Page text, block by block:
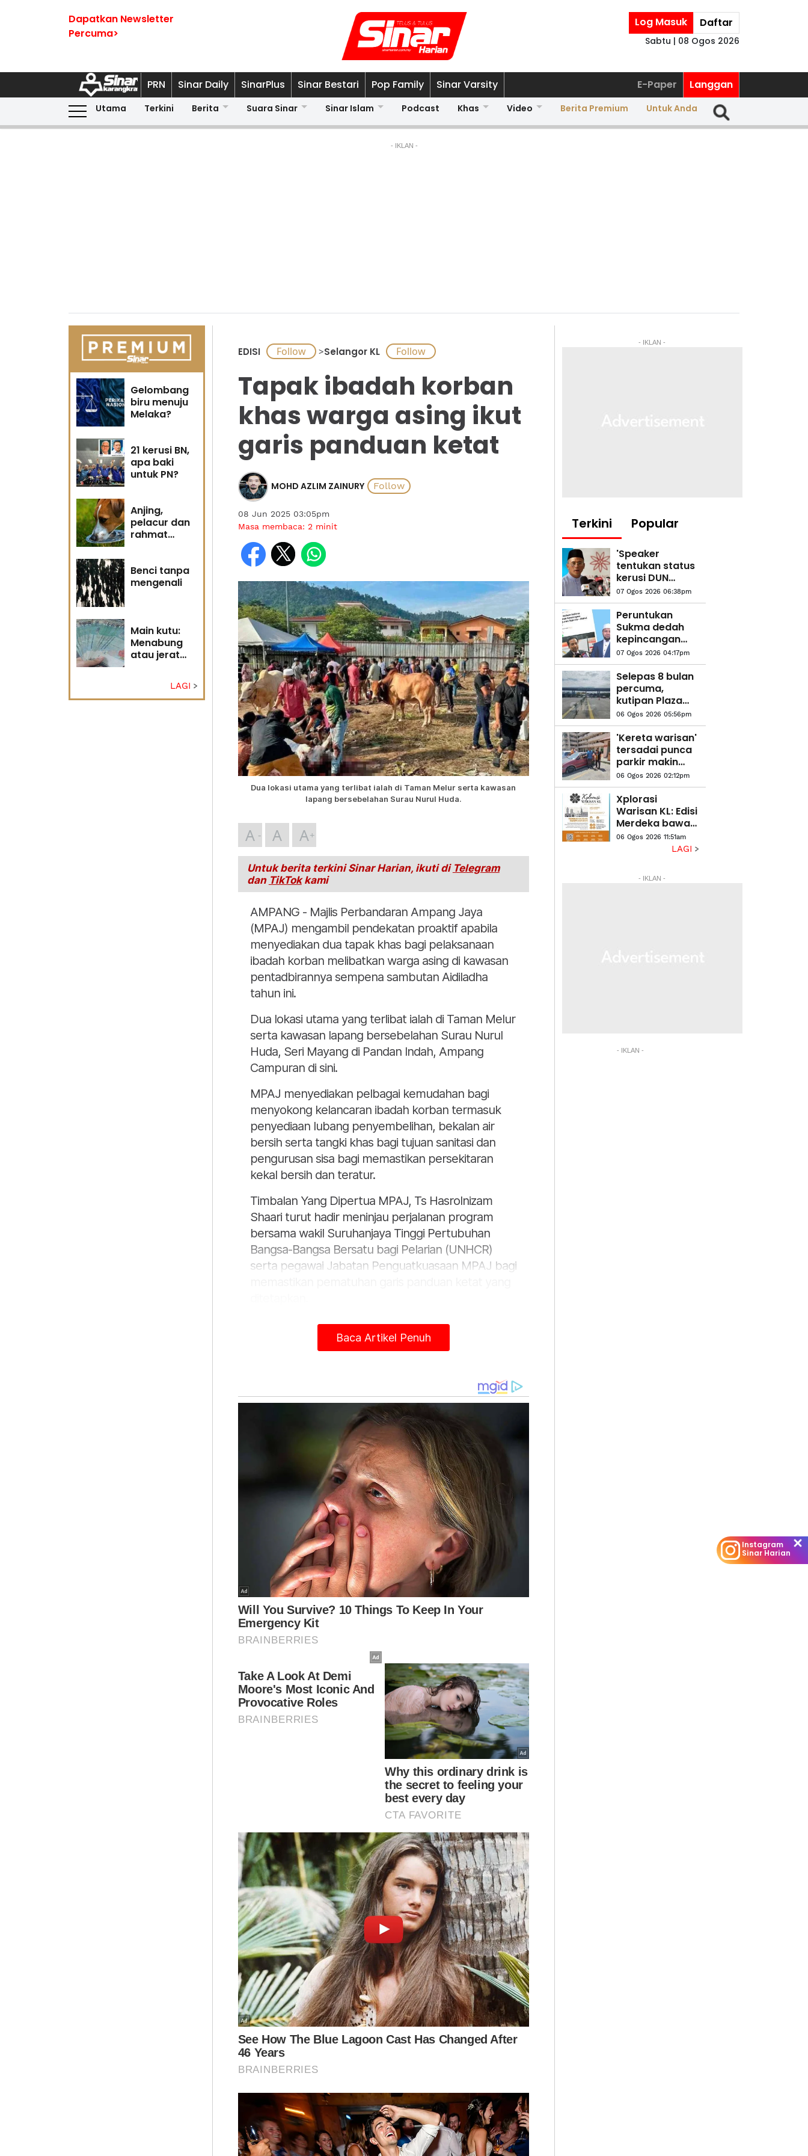
Dapatkan Newsletter
Percuma>
Log Masuk Daftar
Sabtu | 08 Ogos 2026
PRN Sinar Daily SinarPlus Sinar Bestari Pop Family Sinar Varsity E-Paper Langgan
Utama Terkini Berita Suara Sinar Sinar Islam Podcast Khas Video Berita Premium Untuk Anda
- IKLAN -
Gelombang
biru menuju
Melaka?
21 kerusi BN,
apa baki
untuk PN?
Anjing,
pelacur dan
rahmat
Benci tanpa
mengenali
Main kutu:
Menabung
atau jerat
LAGI
EDISI >Selangor KL
Tapak ibadah korban
khas warga asing ikut
garis panduan ketat
MOHD AZLIM ZAINURY
08 Jun 2025 03:05pm
Masa membaca: 2 minit
Dua lokasi utama yang terlibat ialah di Taman Melur serta kawasan
lapang bersebelahan Surau Nurul Huda.
A A A
Untuk berita terkini Sinar Harian, ikuti di Telegram
dan TikTokkami
AMPANG - Majlis Perbandaran Ampang Jaya
(MPAJ) mengambil pendekatan proaktif apabila
menyediakan dua tapak khas bagi pelaksanaan
ibadah korban melibatkan warga asing di kawasan
pentadbirannya sempena sambutan Aidiladha
tahun ini.
Dua lokasi utama yang terlibat ialah di Taman Melur
serta kawasan lapang bersebelahan Surau Nurul
Huda, Seri Mayang di Pandan Indah, Ampang
Campuran di sini.
MPAJ menyediakan pelbagai kemudahan bagi
menyokong kelancaran ibadah korban termasuk
penyediaan lubang penyembelihan, bekalan air
bersih serta tangki khas bagi tujuan sanitasi dan
pengurusan sisa bagi memastikan persekitaran
kekal bersih dan teratur.
Timbalan Yang Dipertua MPAJ, Ts Hasrolnizam
Shaari turut hadir meninjau perjalanan program
bersama wakil Suruhanjaya Tinggi Pertubuhan
Bangsa-Bangsa Bersatu bagi Pelarian (UNHCR)
serta pegawai Jabatan Penguatkuasaan MPAJ bagi
Menurut MPAJ, pelaksanaan program ini turut
mendapat kerjasama teknikal daripada agensi
Selangor dalam aspek pematuhan syarak dan
kesihatan awam.
“MPAJ komited memastikan pelaksanaan ibadah
korban melibatkan warga asing ini berjalan lancar,
teratur serta mematuhi piawaian kesihatan dan
tidak mendatangkan kacau ganggu kepada
masyarakat setempat,” kata pihak berkuasa
tempatan itu dalam kenyataan.
Program ini merupakan sebahagian daripada usaha
MPAJ di bawah inisiatif #MPAJPrihatin dalam
menjadikan Ampang Jaya sebagai bandar sejahtera
49 warga asing kena kutip di pusat beli-belah
Sampai bila nak biarkan warga asing ‘kebal’ di jalan
Tak mampu lakukan ibadah korban, bolehkah
berhutang?
Muat turun aplikasi Sinar Harian.Klik di sini!
Kerajaan Negeri Kesihatan
Islam
Selangor KL
'Speaker tentukan status kerusi
DUN selepas semakan' - Amirudin
MOHD IZZATUL IZUAN TAHIR
Baca Artikel Penuh
- IKLAN -
Terkini Popular
'Speaker
tentukan status
kerusi DUN
selepas
semakan' -
Amirudin
07 Ogos 2026 06:38pm
Peruntukan
Sukma dedah
kepincangan
pentadbiran
Kerajaan
Madani -
Pemuda Pas
Selangor
07 Ogos 2026 04:17pm
Selepas 8 bulan
percuma,
kutipan Plaza
Tol Eco
Grandeur mula
tengah malam
ini
06 Ogos 2026 05:56pm
'Kereta warisan'
tersadai punca
parkir makin
sempit
06 Ogos 2026 02:12pm
Xplorasi
Warisan KL: Edisi
Merdeka bawa
rakyat telusuri
06 Ogos 2026 11:51am
LAGI
- IKLAN -
- IKLAN -
Instagram
Sinar Harian